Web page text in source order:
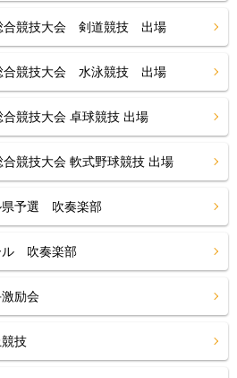
合競技大会 剣道競技 出場
合競技大会 水泳競技 出場
競技大会 卓球競技 出場
競技大会 軟式野球競技 出場
県予選 吹奏楽部
ル 吹奏楽部
励会
技